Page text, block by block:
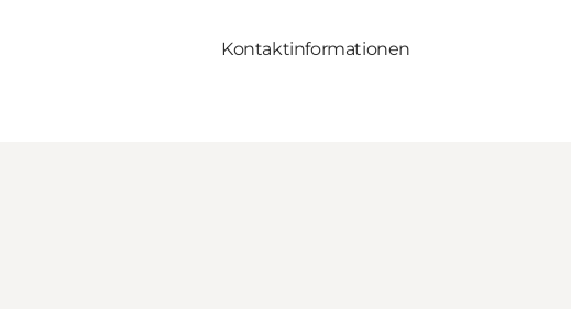
Kontaktinformationen